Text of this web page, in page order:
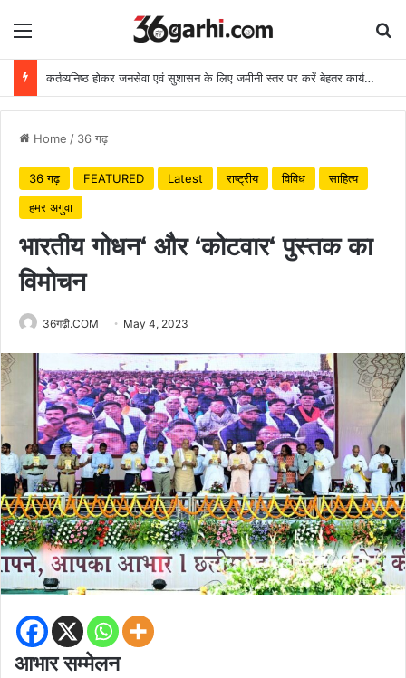
Menu
कर्तव्यनिष्ठ होकर जनसेवा एवं सुशासन के लिए जमीनी स्तर पर करें बेहतर कार्य: मुख्यमंत्री
Home / 36 गढ़
36 गढ़ FEATURED Latest राष्ट्रीय विविध
साहित्य
हमर अगुवा
भारतीय गोधन‘ और ‘कोटवार‘ पुस्तक का
विमोचन
36गढ़ी.COM May 4, 2023
आभार सम्मेलन